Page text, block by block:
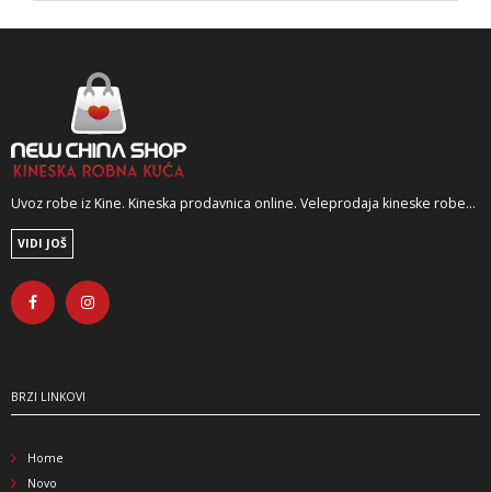
Uvoz robe iz Kine. Kineska prodavnica online. Veleprodaja kineske robe...
VIDI JOŠ
BRZI LINKOVI
Home
Novo